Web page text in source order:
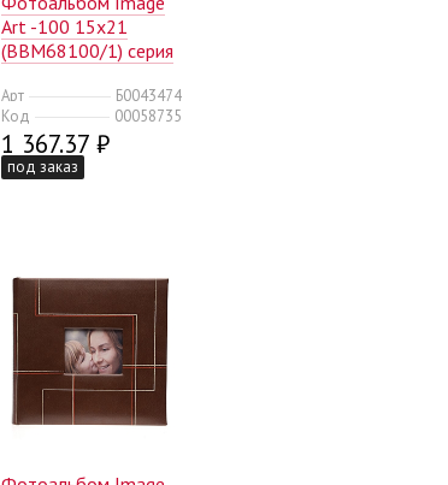
Art -100 15x21
(BBM68100/1) серия
Арт
Б0043474
Код
00058735
1 367.37 ₽
под заказ